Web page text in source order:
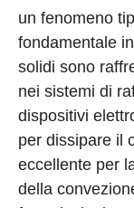
un fenomeno
fondamentale
solidi sono
nei sistemi di
dispositivi
per dissipare il
eccellente per
della